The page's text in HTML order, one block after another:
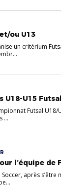
ou U13
un critérium
U18-U15 Futsal
Futsal U18/
...
l’équipe de
après